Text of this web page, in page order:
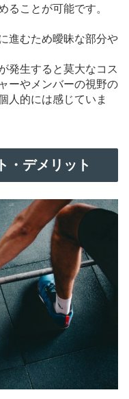
ることが可能です。
進むため曖昧な部分や
発生すると莫大なコス
ーやメンバーの視野の
人的には感じていま
・デメリット